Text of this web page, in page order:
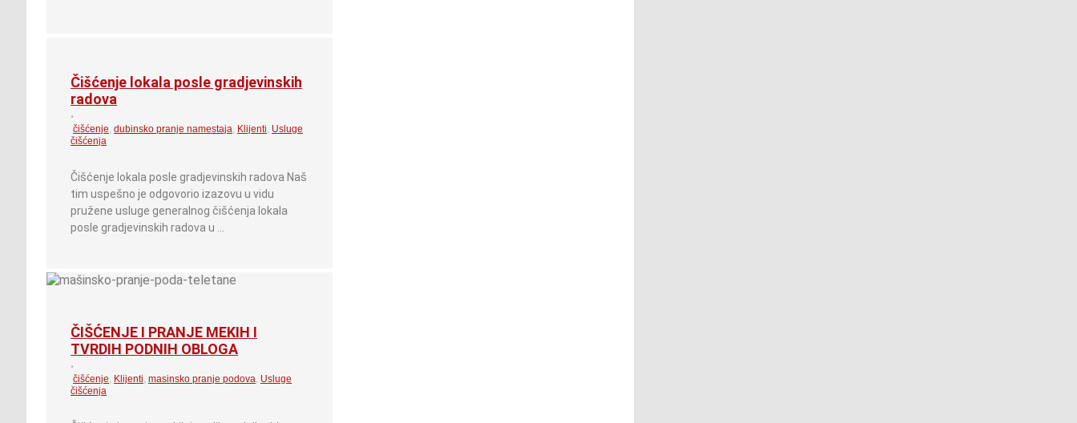
Čišćenje lokala posle gradjevinskih
radova
•
čišćenje dubinsko pranje namestaja Klijenti Usluge
čišćenja
Čišćenje lokala posle gradjevinskih radova Naš
tim uspešno je odgovorio izazovu u vidu
pružene usluge generalnog čišćenja lokala
posle gradjevinskih radova u …
ČIŠĆENJE I PRANJE MEKIH I
TVRDIH PODNIH OBLOGA
•
čišćenje Klijenti masinsko pranje podova Usluge
čišćenja